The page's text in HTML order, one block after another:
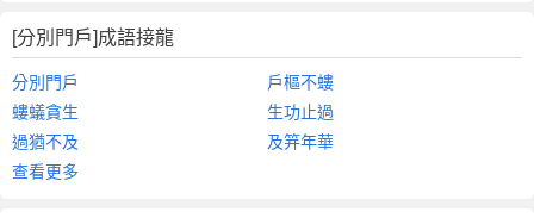
[分別門戶]成語接龍
分別門戶
戶樞不螻
螻蟻貪生
生功止過
過猶不及
及笄年華
查看更多